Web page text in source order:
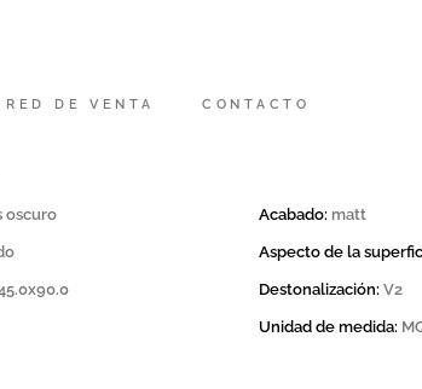
RED DE VENTA CONTACTO
oscuro Acabado: matt
Aspecto de la
Destonalización: V2
Unidad de medida: